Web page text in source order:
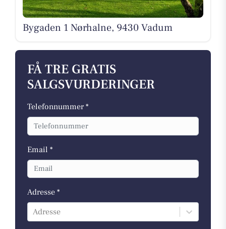
Bygaden 1 Nørhalne, 9430 Vadum
FÅ TRE GRATIS
SALGSVURDERINGER
Telefonnummer *
Email *
Adresse *
Adresse